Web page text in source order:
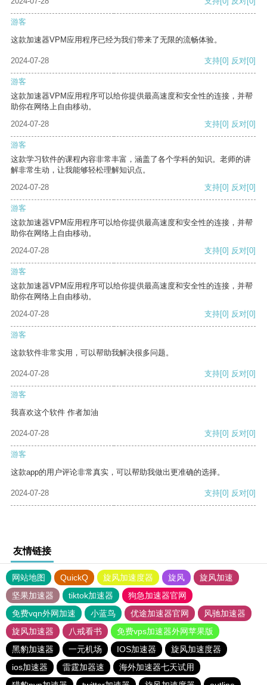
游客
这款加速器VPM应用程序已经为我们带来了无限的流畅体验。
2024-07-28 支持[0] 反对[0]
游客
这款加速器VPM应用程序可以给你提供最高速度和安全性的连接，并帮
助你在网络上自由移动。
2024-07-28
支持[0] 反对[0]
游客
这款学习软件的课程内容非常丰富，涵盖了各个学科的知识。老师的讲
解非常生动，让我能够轻松理解知识点。
2024-07-28
支持[0] 反对[0]
游客
这款加速器VPM应用程序可以给你提供最高速度和安全性的连接，并帮
助你在网络上自由移动。
2024-07-28
支持[0] 反对[0]
游客
这款加速器VPM应用程序可以给你提供最高速度和安全性的连接，并帮
助你在网络上自由移动。
2024-07-28
支持[0] 反对[0]
游客
这款软件非常实用，可以帮助我解决很多问题。
2024-07-28 支持[0] 反对[0]
游客
我喜欢这个软件 作者加油
2024-07-28 支持[0] 反对[0]
游客
这款app的用户评论非常真实，可以帮助我做出更准确的选择。
2024-07-28 支持[0] 反对[0]
友情链接
网站地图 QuickQ 旋风加速度器 旋风
旋风加速
坚果加速器
tiktok加速器
狗急加速器官网
免费vqn外网加速
小蓝鸟 优途加速器官网
风驰加速器
旋风加速器
八戒看书
免费vps加速器外网苹果版
黑豹加速器
一元机场 IOS加速器
旋风加速度器
ios加速器
雷霆加器速
海外加速器七天试用